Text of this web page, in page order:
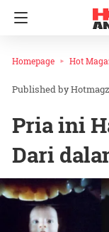
Homepage Hot
Hotmagz
Pria ini
Dari